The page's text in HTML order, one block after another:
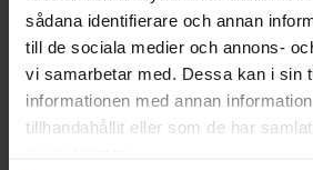
sådana identifierare och annan
till de sociala medier och annons-
vi samarbetar med. Dessa kan i sin
informationen med annan
tillhandahållit eller som de har